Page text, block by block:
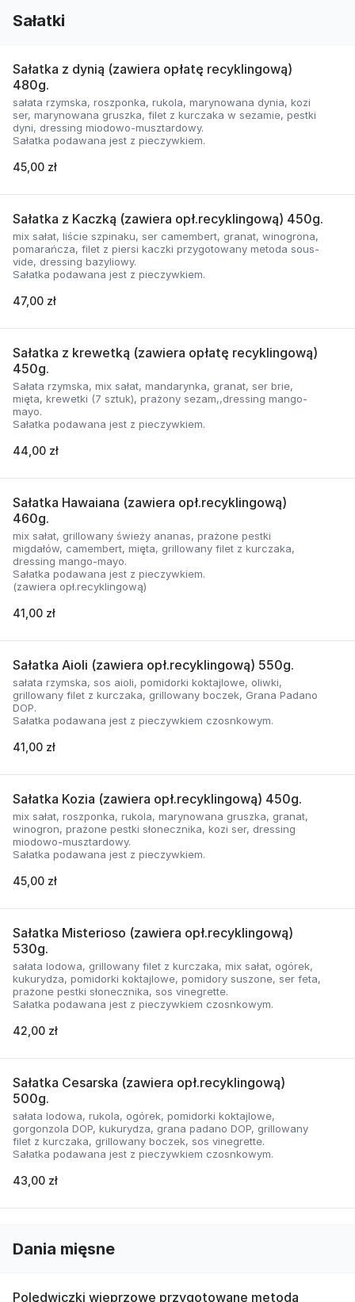
Sałatki
Sałatka z dynią (zawiera opłatę recyklingową)
480g.
sałata rzymska, roszponka, rukola, marynowana dynia, kozi
ser, marynowana gruszka, filet z kurczaka w sezamie, pestki
dyni, dressing miodowo-musztardowy.
Sałatka podawana jest z pieczywkiem.
45,00 zł
Sałatka z Kaczką (zawiera opł.recyklingową) 450g.
mix sałat, liście szpinaku, ser camembert, granat, winogrona,
pomarańcza, filet z piersi kaczki przygotowany metoda sous-
vide, dressing bazyliowy.
Sałatka podawana jest z pieczywkiem.
47,00 zł
Sałatka z krewetką (zawiera opłatę recyklingową)
450g.
Sałata rzymska, mix sałat, mandarynka, granat, ser brie,
mięta, krewetki (7 sztuk), prażony sezam,,dressing mango-
mayo.
Sałatka podawana jest z pieczywkiem.
44,00 zł
Sałatka Hawaiana (zawiera opł.recyklingową)
460g.
mix sałat, grillowany świeży ananas, prażone pestki
migdałów, camembert, mięta, grillowany filet z kurczaka,
dressing mango-mayo.
Sałatka podawana jest z pieczywkiem.
(zawiera opł.recyklingową)
41,00 zł
Sałatka Aioli (zawiera opł.recyklingową) 550g.
sałata rzymska, sos aioli, pomidorki koktajlowe, oliwki,
grillowany filet z kurczaka, grillowany boczek, Grana Padano
DOP.
Sałatka podawana jest z pieczywkiem czosnkowym.
41,00 zł
Sałatka Kozia (zawiera opł.recyklingową) 450g.
mix sałat, roszponka, rukola, marynowana gruszka, granat,
winogron, prażone pestki słonecznika, kozi ser, dressing
miodowo-musztardowy.
Sałatka podawana jest z pieczywkiem.
45,00 zł
Sałatka Misterioso (zawiera opł.recyklingową)
530g.
sałata lodowa, grillowany filet z kurczaka, mix sałat, ogórek,
kukurydza, pomidorki koktajlowe, pomidory suszone, ser feta,
prażone pestki słonecznika, sos vinegrette.
Sałatka podawana jest z pieczywkiem czosnkowym.
42,00 zł
Sałatka Cesarska (zawiera opł.recyklingową)
500g.
sałata lodowa, rukola, ogórek, pomidorki koktajlowe,
gorgonzola DOP, kukurydza, grana padano DOP, grillowany
filet z kurczaka, grillowany boczek, sos vinegrette.
Sałatka podawana jest z pieczywkiem czosnkowym.
43,00 zł
Dania mięsne
Polędwiczki wieprzowe przygotowane metodą